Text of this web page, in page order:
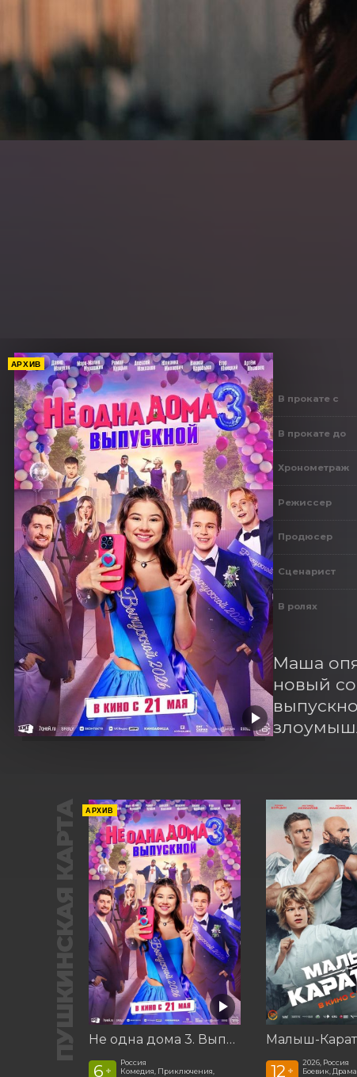
АРХИВ
В прокате с
В прокате до
Хронометраж
Режиссер
Продюсер
Сценарист
В ролях
Маша
новый
ПУШКИНСКАЯ КАРТА АРХИВ
Не одна дома 3. Выпускной
6 +
Россия
Комедия, Приключения,
Малыш-
12 +
2026, Россия
Боевик,